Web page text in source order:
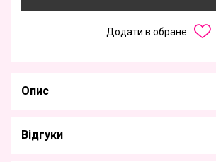
Додати в обране
Опис
Відгуки